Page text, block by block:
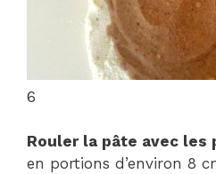
6
Rouler la pâte avec les
en portions d’environ 8